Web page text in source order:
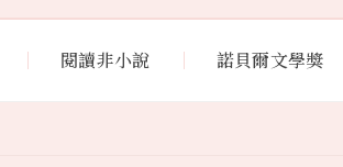
閱讀非小說 諾貝爾文學獎